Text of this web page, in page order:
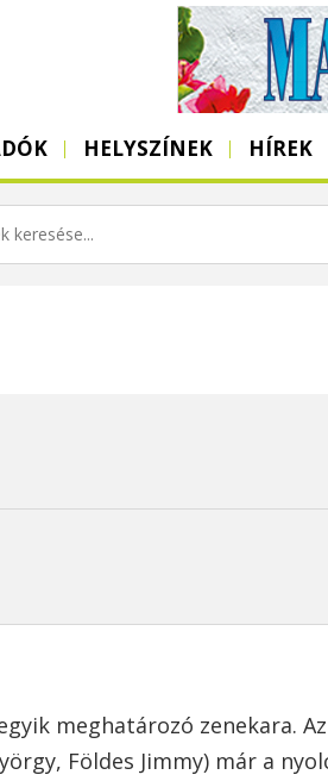
HELYSZÍNEK HÍREK
meghatározó zenekara.
Földes Jimmy) már a